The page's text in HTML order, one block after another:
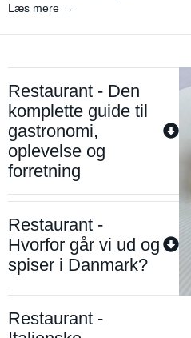
Læs mere →
Restaurant - Den
komplette guide til
gastronomi,
oplevelse og
forretning
Restaurant -
Hvorfor går vi ud og
spiser i Danmark?
Restaurant -